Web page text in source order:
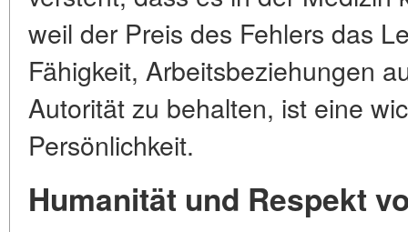
weil der Preis des Fehlers das
Fähigkeit, Arbeitsbeziehungen
Autorität zu behalten, ist eine
Persönlichkeit.
Humanität und Respekt